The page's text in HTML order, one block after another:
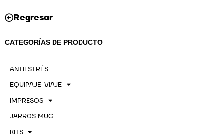
Regresar
CATEGORÍAS DE PRODUCTO
ANTIESTRÉS
EQUIPAJE-VIAJE
IMPRESOS
JARROS MUG
KITS